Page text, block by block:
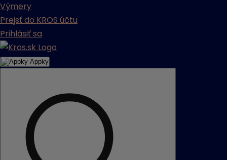
Výmery
Prejsť do KROS účtu
Prihlásiť sa
Appky